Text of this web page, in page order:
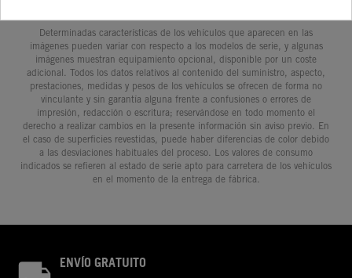
Determinadas características de los vehículos que aparecen en las
imágenes pueden variar con respecto a los modelos de serie, y algunas
imágenes muestran equipamiento opcional, disponible por un coste
adicional. Todos los datos relativos al contenido del suministro, aspecto,
prestaciones, medidas y pesos de los vehículos se ofrecen de forma no
vinculante y sin garantía alguna frente a confusiones o errores de
impresión, redacción o escritura; reservándose en todo momento el
derecho a realizar cambios en la presente información sin aviso previo. En
el caso de superficies revestidas, puede haber diferencias de color debido
a las desviaciones habituales del proceso. Los valores de consumo
indicados se refieren al estado de serie apto para carretera de los vehículos
en el momento de la entrega de fábrica.
ENVÍO GRATUITO